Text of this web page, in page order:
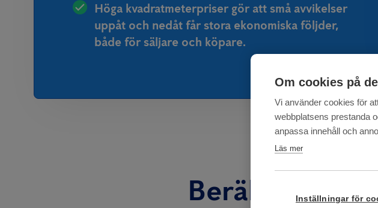
Höga kvadratmeterpriser gör att små avvikelser
uppåt och nedåt får stora ekonomiska följder,
både för säljare och köpare.
Beräkna
Om cookies på
Vi använder cookies för
webbplatsens prestanda
anpassa innehåll och
Läs mer
Inställningar för